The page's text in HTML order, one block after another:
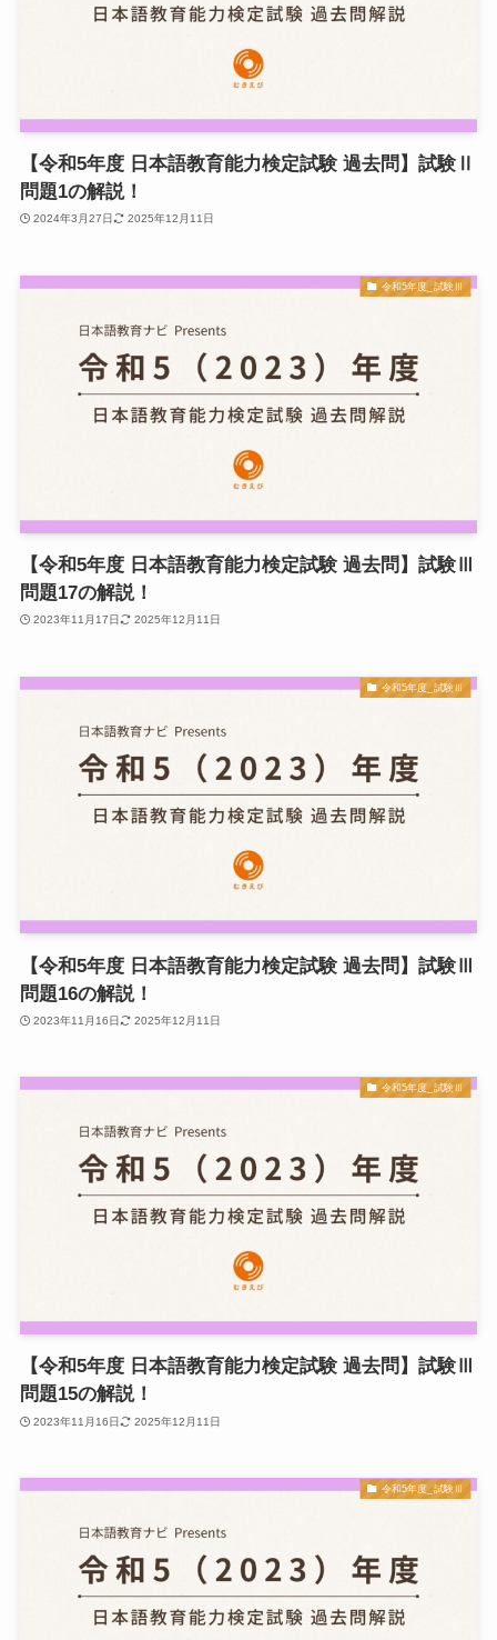
【令和5年度 日本語教育能力検定試験 過去問】試験Ⅱ
問題1の解説！
2024年3月27日 2025年12月11日
令和5年度_試験Ⅲ
【令和5年度 日本語教育能力検定試験 過去問】試験Ⅲ
問題17の解説！
2023年11月17日 2025年12月11日
令和5年度_試験Ⅲ
【令和5年度 日本語教育能力検定試験 過去問】試験Ⅲ
問題16の解説！
2023年11月16日 2025年12月11日
令和5年度_試験Ⅲ
【令和5年度 日本語教育能力検定試験 過去問】試験Ⅲ
問題15の解説！
2023年11月16日 2025年12月11日
令和5年度_試験Ⅲ